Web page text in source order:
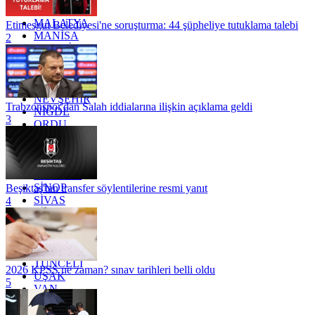
KİLİS
MALATYA
MANİSA
MARDİN
MERSİN
MUĞLA
MUŞ
NEVŞEHİR
NİĞDE
ORDU
OSMANİYE
RİZE
SAKARYA
SİNOP
SİVAS
SİİRT
TEKİRDAĞ
TOKAT
TRABZON
TUNCELİ
UŞAK
VAN
YALOVA
Etimesgut Belediyesi'ne soruşturma: 44 şüpheliye tutuklama talebi
2
Trabzonspor'dan Salah iddialarına ilişkin açıklama geldi
3
Beşiktaş'tan transfer söylentilerine resmi yanıt
4
2026 KPSS ne zaman? sınav tarihleri belli oldu
5